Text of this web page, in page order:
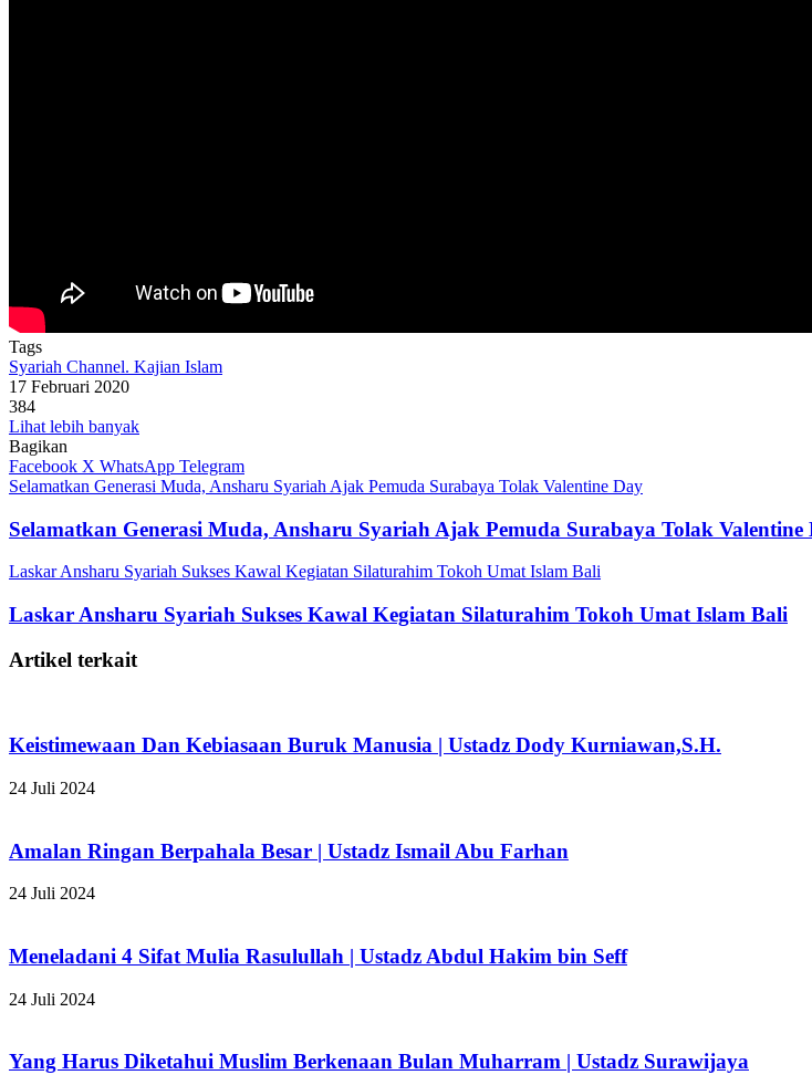
Tags
Syariah Channel. Kajian Islam
17 Februari 2020
384
Lihat lebih banyak
Bagikan
Facebook X WhatsApp Telegram
Selamatkan Generasi Muda, Ansharu Syariah Ajak Pemuda Surabaya Tolak Valentine Day
Selamatkan Generasi Muda, Ansharu Syariah Ajak Pemuda Surabaya Tolak Valentine
Laskar Ansharu Syariah Sukses Kawal Kegiatan Silaturahim Tokoh Umat Islam Bali
Laskar Ansharu Syariah Sukses Kawal Kegiatan Silaturahim Tokoh Umat Islam Bali
Artikel terkait
Keistimewaan Dan Kebiasaan Buruk Manusia | Ustadz Dody Kurniawan,S.H.
24 Juli 2024
Amalan Ringan Berpahala Besar | Ustadz Ismail Abu Farhan
24 Juli 2024
Meneladani 4 Sifat Mulia Rasulullah | Ustadz Abdul Hakim bin Seff
24 Juli 2024
Yang Harus Diketahui Muslim Berkenaan Bulan Muharram | Ustadz Surawijaya